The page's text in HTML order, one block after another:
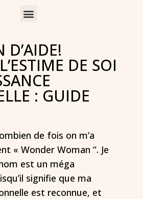
D’AIDE!
DE SOI
: GUIDE
de fois on m’a
« Wonder Woman “. Je
est un méga
signifie que ma
est reconnue, et